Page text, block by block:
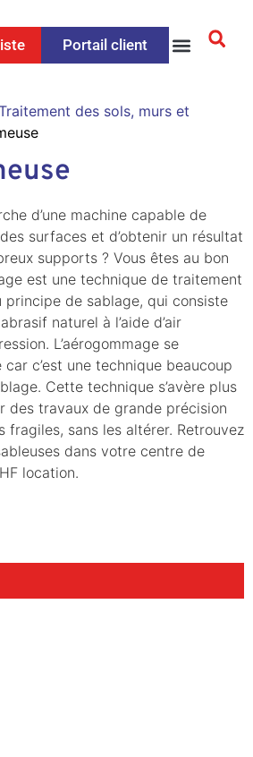
Portail client
des sols, murs et
d’une machine capable de
surfaces et d’obtenir un résultat
supports ? Vous êtes au bon
est une technique de traitement
de sablage, qui consiste
naturel à l’aide d’air
L’aérogommage se
c’est une technique beaucoup
Cette technique s’avère plus
des travaux de grande précision
fragiles, sans les altérer. Retrouvez
dans votre centre de
location.